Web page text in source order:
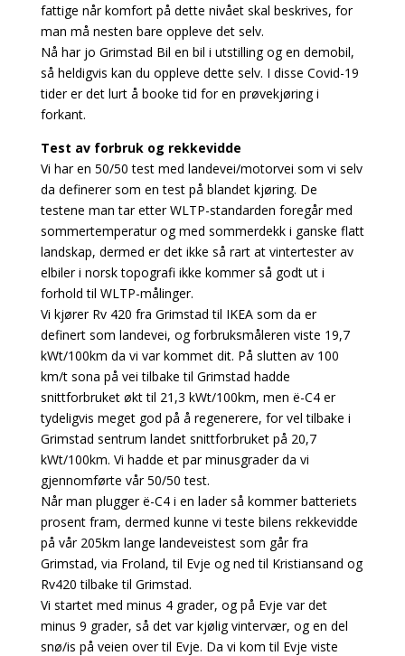
fattige når komfort på dette nivået skal beskrives, for
man må nesten bare oppleve det selv.
Nå har jo Grimstad Bil en bil i utstilling og en demobil,
så heldigvis kan du oppleve dette selv. I disse Covid-19
tider er det lurt å booke tid for en prøvekjøring i
forkant.
Test av forbruk og rekkevidde
Vi har en 50/50 test med landevei/motorvei som vi selv
da definerer som en test på blandet kjøring. De
testene man tar etter WLTP-standarden foregår med
sommertemperatur og med sommerdekk i ganske flatt
landskap, dermed er det ikke så rart at vintertester av
elbiler i norsk topografi ikke kommer så godt ut i
forhold til WLTP-målinger.
Vi kjører Rv 420 fra Grimstad til IKEA som da er
definert som landevei, og forbruksmåleren viste 19,7
kWt/100km da vi var kommet dit. På slutten av 100
km/t sona på vei tilbake til Grimstad hadde
snittforbruket økt til 21,3 kWt/100km, men ë-C4 er
tydeligvis meget god på å regenerere, for vel tilbake i
Grimstad sentrum landet snittforbruket på 20,7
kWt/100km. Vi hadde et par minusgrader da vi
gjennomførte vår 50/50 test.
Når man plugger ë-C4 i en lader så kommer batteriets
prosent fram, dermed kunne vi teste bilens rekkevidde
på vår 205km lange landeveistest som går fra
Grimstad, via Froland, til Evje og ned til Kristiansand og
Rv420 tilbake til Grimstad.
Vi startet med minus 4 grader, og på Evje var det
minus 9 grader, så det var kjølig vintervær, og en del
snø/is på veien over til Evje. Da vi kom til Evje viste